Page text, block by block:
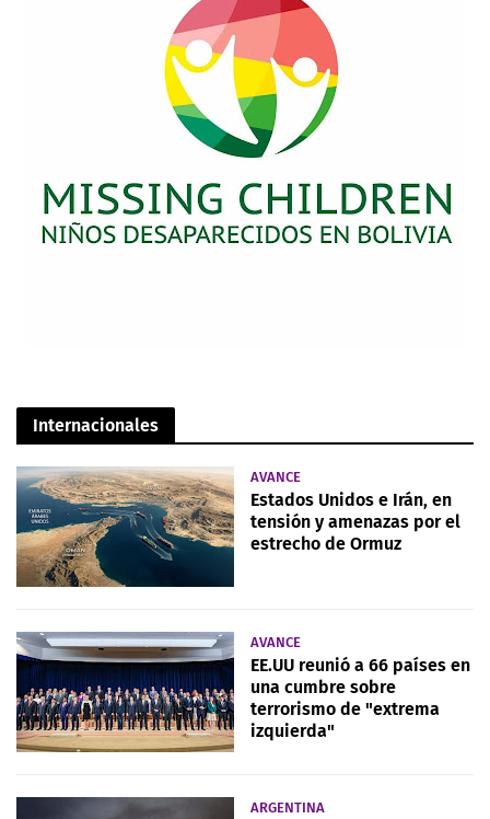
Internacionales
AVANCE
Estados Unidos e Irán, en
tensión y amenazas por el
estrecho de Ormuz
AVANCE
EE.UU reunió a 66 países en
una cumbre sobre
terrorismo de "extrema
izquierda"
ARGENTINA